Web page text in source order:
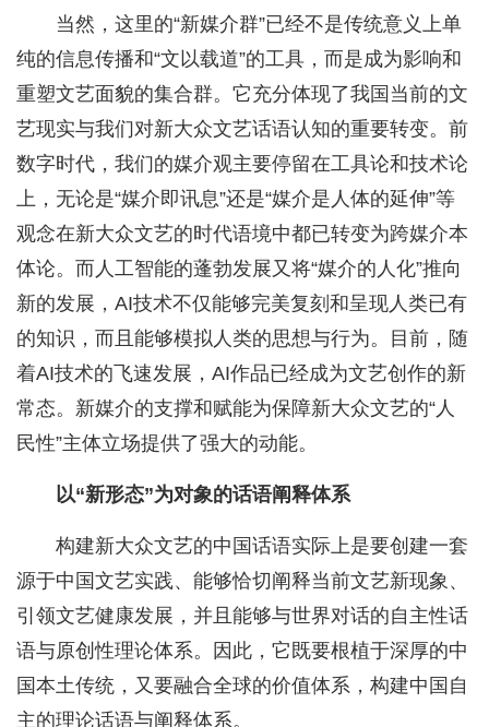
当然，这里的“新媒介群”已经不是传统意义上单
纯的信息传播和“文以载道”的工具，而是成为影响和
重塑文艺面貌的集合群。它充分体现了我国当前的文
艺现实与我们对新大众文艺话语认知的重要转变。前
数字时代，我们的媒介观主要停留在工具论和技术论
上，无论是“媒介即讯息”还是“媒介是人体的延伸”等
观念在新大众文艺的时代语境中都已转变为跨媒介本
体论。而人工智能的蓬勃发展又将“媒介的人化”推向
新的发展，AI技术不仅能够完美复刻和呈现人类已有
的知识，而且能够模拟人类的思想与行为。目前，随
着AI技术的飞速发展，AI作品已经成为文艺创作的新
常态。新媒介的支撑和赋能为保障新大众文艺的“人
民性”主体立场提供了强大的动能。
以“新形态”为对象的话语阐释体系
构建新大众文艺的中国话语实际上是要创建一套
源于中国文艺实践、能够恰切阐释当前文艺新现象、
引领文艺健康发展，并且能够与世界对话的自主性话
语与原创性理论体系。因此，它既要根植于深厚的中
国本土传统，又要融合全球的价值体系，构建中国自
主的理论话语与阐释体系。